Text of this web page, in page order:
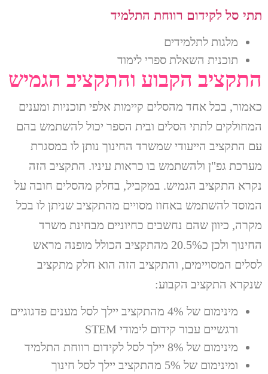
תתי סל לקידום רווחת התלמיד
מלגות לתלמידים
תוכנית השאלת ספרי לימוד
התקציב הקבוע והתקציב הגמיש
כאמור, בכל אחד מהסלים קיימות אלפי תוכניות ומענים
המחולקים לתתי הסלים ובית הספר יכול להשתמש בהם
עם התקציב הייעודי שמשרד החינוך נותן לו במסגרת
מערכת גפ"ן ולהשתמש בו כראות עיניו. התקציב הזה
נקרא התקציב הגמיש. במקביל, בחלק מהסלים חובה על
המוסד להשתמש באחוז מסויים מהתקציב שניתן לו בכל
מקרה, כיוון שהם נחשבים כחיוניים מבחינת משרד
החינוך ולכן כ20.5% מהתקציב הכולל מופנה מראש
לסלים המסויימים, והתקציב הזה הוא חלק מתקציב
שנקרא התקציב הקבוע:
מינימום של 4% מהתקציב יילך לסל מענים פדגוגיים
ורגשיים עבור קידום לימודי STEM
מינימום של 8% יילך לסל לקידום רווחת התלמיד
ומינימום של 5% מהתקציב יילך לסל חינוך